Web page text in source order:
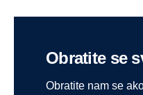
Obratite se
Obratite nam se